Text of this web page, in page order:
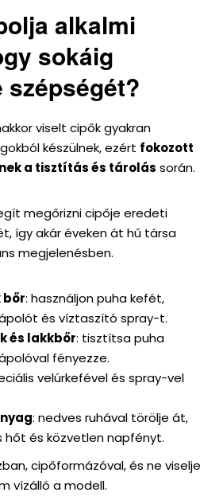
alkalmi
sokáig
szépségét?
viselt cipők gyakran
készülnek, ezért fokozott
a tisztítás és tárolás során.
megőrizni cipője eredeti
így akár éveken át hű társa
megjelenésben.
bőr: használjon puha kefét,
és víztaszító spray-t.
és lakkbőr: tisztítsa puha
fényezze.
velúrkefével és spray-vel
: nedves ruhával törölje át,
hőt és közvetlen napfényt.
cipőformázóval, és ne viselje
vízálló a modell.